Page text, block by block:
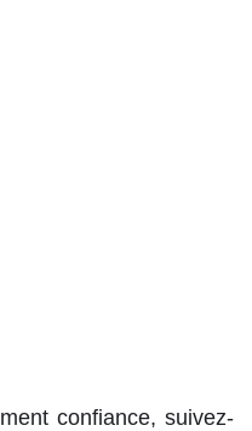
confiance, suivez-